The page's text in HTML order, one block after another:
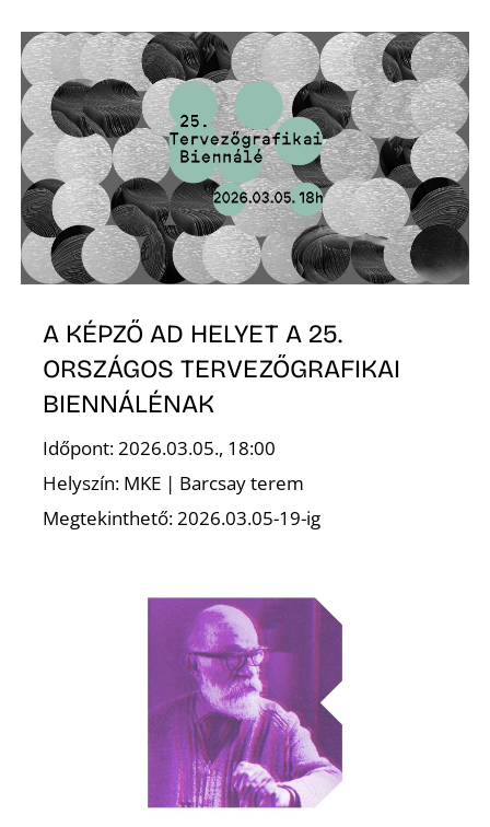
A KÉPZŐ AD HELYET A 25.
ORSZÁGOS TERVEZŐGRAFIKAI
BIENNÁLÉNAK
Időpont: 2026.03.05., 18:00
Helyszín: MKE | Barcsay terem
Megtekinthető: 2026.03.05-19-ig